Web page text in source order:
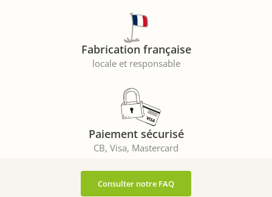
Fabrication française
locale et responsable
Paiement sécurisé
CB, Visa, Mastercard
Consulter notre FAQ